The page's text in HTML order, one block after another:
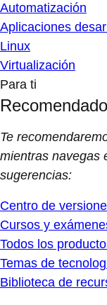
Automatización
Aplicaciones
Linux
Virtualización
Para ti
Recomendado
Te
mientras navegas
sugerencias:
Centro de
Cursos y
Todos los
Temas de
Biblioteca de